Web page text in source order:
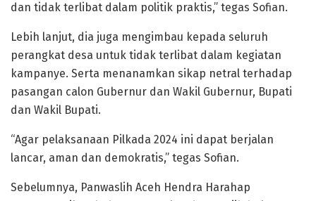
dan tidak terlibat dalam politik praktis,” tegas Sofian.
Lebih lanjut, dia juga mengimbau kepada seluruh
perangkat desa untuk tidak terlibat dalam kegiatan
kampanye. Serta menanamkan sikap netral terhadap
pasangan calon Gubernur dan Wakil Gubernur, Bupati
dan Wakil Bupati.
“Agar pelaksanaan Pilkada 2024 ini dapat berjalan
lancar, aman dan demokratis,” tegas Sofian.
Sebelumnya, Panwaslih Aceh Hendra Harahap